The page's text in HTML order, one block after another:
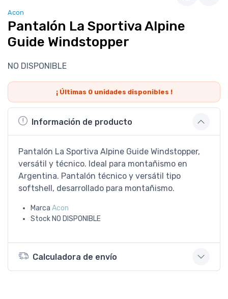
Acon
Pantalón La Sportiva Alpine
Guide Windstopper
NO DISPONIBLE
¡ Últimas 0unidades disponibles !
Información de producto
Pantalón La Sportiva Alpine Guide Windstopper,
versátil y técnico. Ideal para montañismo en
Argentina. Pantalón técnico y versátil tipo
softshell, desarrollado para montañismo.
Marca Acon
Stock NO DISPONIBLE
Calculadora de envío